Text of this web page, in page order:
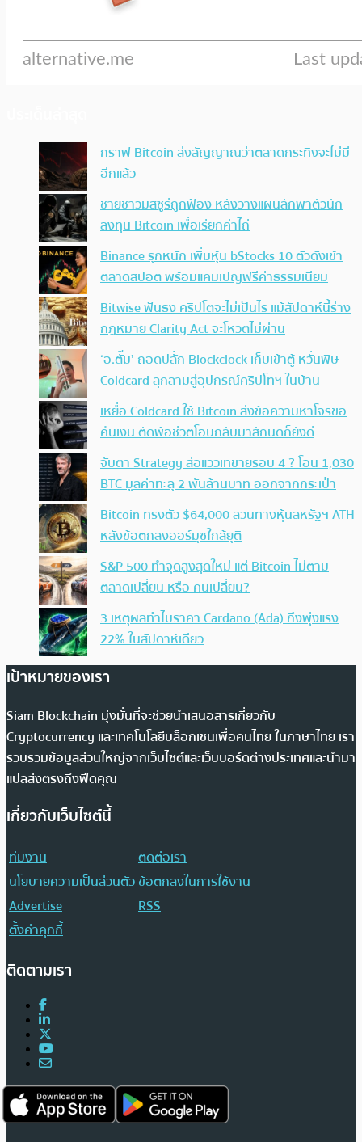
กราฟ Bitcoin ส่งสัญญาณว่าตลาดกระทิงจะไม่มี
อีกแล้ว
ชายชาวมิสซูรีถูกฟ้อง หลังวางแผนลักพาตัวนัก
ลงทุน Bitcoin เพื่อเรียกค่าไถ่
Binance รุกหนัก เพิ่มหุ้น bStocks 10 ตัวดังเข้า
ตลาดสปอต พร้อมแคมเปญฟรีค่าธรรมเนียม
Bitwise ฟันธง คริปโตจะไม่เป็นไร แม้สัปดาห์นี้ร่าง
กฎหมาย Clarity Act จะโหวตไม่ผ่าน
‘อ.ตั๊ม’ ถอดปลั้ก Blockclock เก็บเข้าตู้ หวั่นพิษ
Coldcard ลุกลามสู่อุปกรณ์คริปโทฯ ในบ้าน
เหยื่อ Coldcard ใช้ Bitcoin ส่งข้อความหาโจรขอ
คืนเงิน ตัดพ้อชีวิตโอนกลับมาสักนิดก็ยังดี
จับตา Strategy ส่อแววเทขายรอบ 4 ? โอน 1,030
BTC มูลค่าทะลุ 2 พันล้านบาท ออกจากกระเป๋า
Bitcoin ทรงตัว $64,000 สวนทางหุ้นสหรัฐฯ ATH
หลังข้อตกลงฮอร์มุซใกล้ยุติ
S&P 500 ทำจุดสูงสุดใหม่ แต่ Bitcoin ไม่ตาม
ตลาดเปลี่ยน หรือ คนเปลี่ยน?
3 เหตุผลทำไมราคา Cardano (Ada) ถึงพุ่งแรง
22% ในสัปดาห์เดียว
เป้าหมายของเรา
Siam Blockchain มุ่งมั่นที่จะช่วยนำเสนอสารเกี่ยวกับ
Cryptocurrency และเทคโนโลยีบล็อกเชนเพื่อคนไทย ในภาษาไทย เรา
รวบรวมข้อมูลส่วนใหญ่จากเว็บไซต์และเว็บบอร์ดต่างประเทศและนำมา
แปลส่งตรงถึงฟีดคุณ
เกี่ยวกับเว็บไซต์นี้
ทีมงาน
ติดต่อเรา
นโยบายความเป็นส่วนตัวข้อตกลงในการใช้งาน
Advertise
RSS
ตั้งค่าคุกกี้
ติดตามเรา